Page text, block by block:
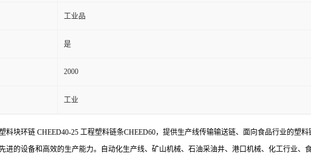
工业品
是
2000
工业
料块环链 CHEED40-25 工程塑料链条CHEED60，提供生产线传输输送链、面向食品行业的
进的设备和高效的生产能力。自动化生产线、矿山机械、石油采油井、港口机械、化工行业